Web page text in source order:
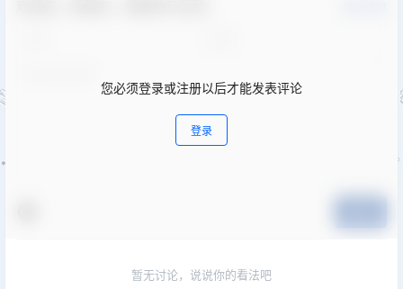
您必须登录或注册以后才能发表评论
登录
暂无讨论，说说你的看法吧